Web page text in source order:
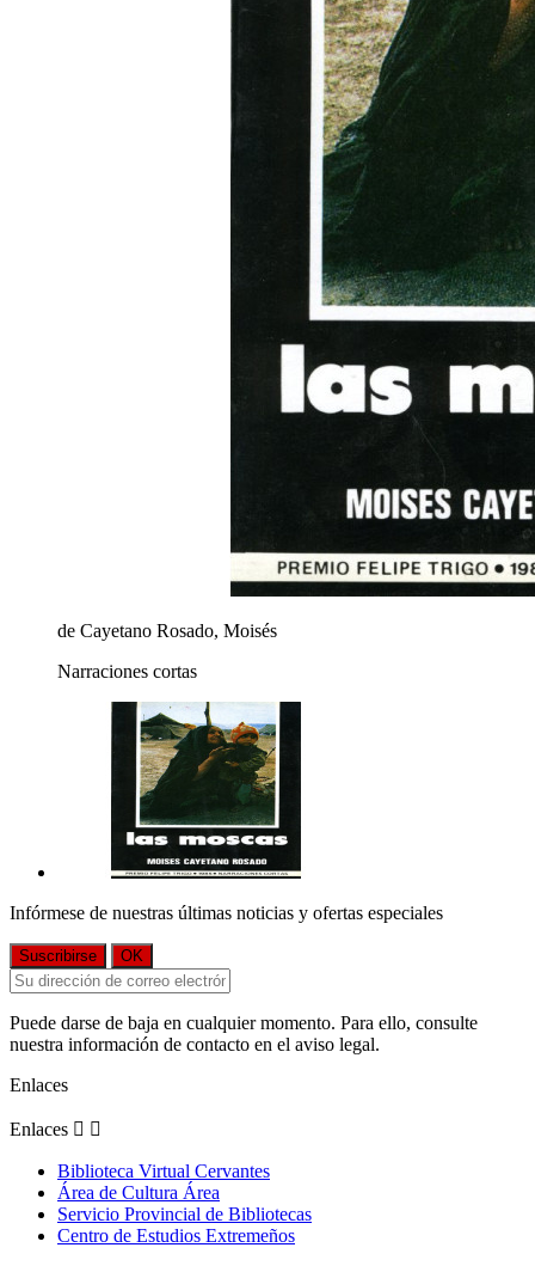
de Cayetano Rosado, Moisés
Narraciones cortas
Infórmese de nuestras últimas noticias y ofertas especiales
Puede darse de baja en cualquier momento. Para ello, consulte
nuestra información de contacto en el aviso legal.
Enlaces
Enlaces  
Biblioteca Virtual Cervantes
Área de Cultura Área
Servicio Provincial de Bibliotecas
Centro de Estudios Extremeños